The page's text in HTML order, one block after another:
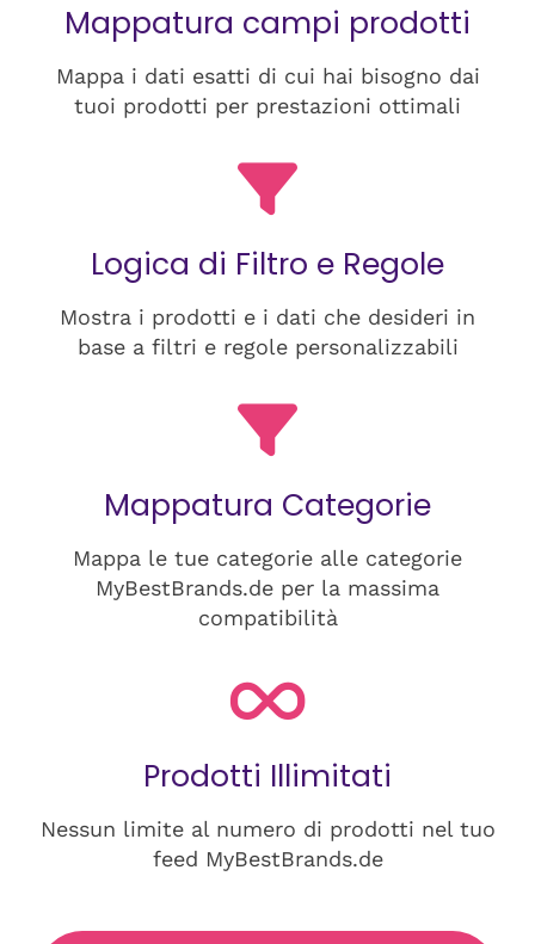
Mappatura campi prodotti
Mappa i dati esatti di cui hai bisogno dai
tuoi prodotti per prestazioni ottimali
Logica di Filtro e Regole
Mostra i prodotti e i dati che desideri in
base a filtri e regole personalizzabili
Mappatura Categorie
Mappa le tue categorie alle categorie
MyBestBrands.de per la massima
compatibilità
Prodotti Illimitati
Nessun limite al numero di prodotti nel tuo
feed MyBestBrands.de